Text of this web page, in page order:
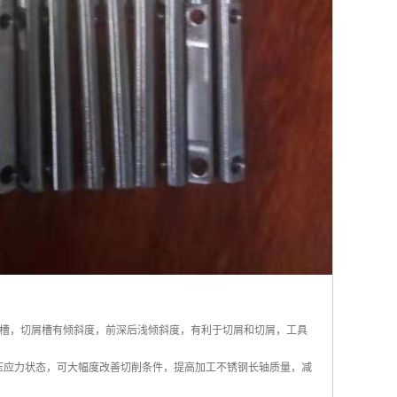
，切屑槽有倾斜度，前深后浅倾斜度，有利于切屑和切屑，工具
力状态，可大幅度改善切削条件，提高加工不锈钢长轴质量，减